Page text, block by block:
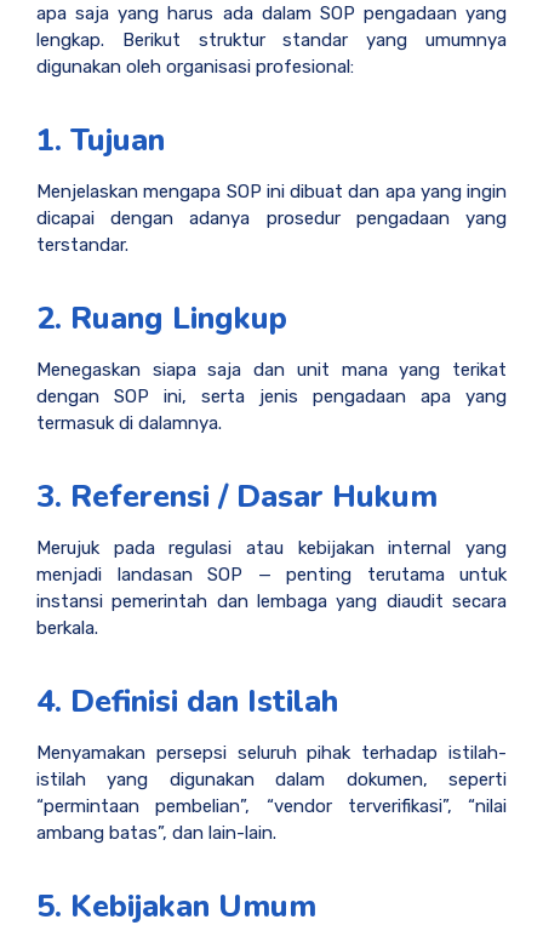
apa saja yang harus ada dalam SOP pengadaan yang
lengkap. Berikut struktur standar yang umumnya
digunakan oleh organisasi profesional:
1. Tujuan
Menjelaskan mengapa SOP ini dibuat dan apa yang ingin
dicapai dengan adanya prosedur pengadaan yang
terstandar.
2. Ruang Lingkup
Menegaskan siapa saja dan unit mana yang terikat
dengan SOP ini, serta jenis pengadaan apa yang
termasuk di dalamnya.
3. Referensi / Dasar Hukum
Merujuk pada regulasi atau kebijakan internal yang
menjadi landasan SOP — penting terutama untuk
instansi pemerintah dan lembaga yang diaudit secara
berkala.
4. Definisi dan Istilah
Menyamakan persepsi seluruh pihak terhadap istilah-
istilah yang digunakan dalam dokumen, seperti
“permintaan pembelian”, “vendor terverifikasi”, “nilai
ambang batas”, dan lain-lain.
5. Kebijakan Umum